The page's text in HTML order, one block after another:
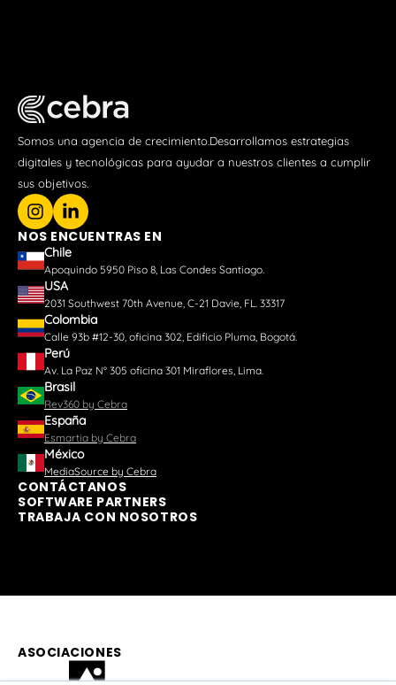
Somos una agencia de crecimiento.Desarrollamos estrategias
digitales y tecnológicas para ayudar a nuestros clientes a cumplir
sus objetivos.
NOS ENCUENTRAS EN
Chile
Apoquindo 5950 Piso 8, Las Condes Santiago.
USA
2031 Southwest 70th Avenue, C-21 Davie, FL. 33317
Colombia
Calle 93b #12-30, oficina 302, Edificio Pluma, Bogotá.
Perú
Av. La Paz N° 305 oficina 301 Miraflores, Lima.
Brasil
Rev360 by Cebra
España
Esmartia by Cebra
México
MediaSource by Cebra
CONTÁCTANOS
SOFTWARE PARTNERS
TRABAJA CON NOSOTROS
ASOCIACIONES